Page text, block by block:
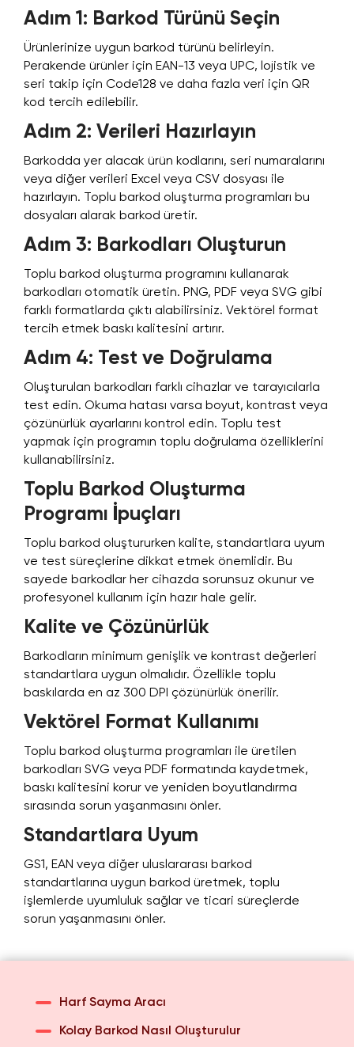
Adım 1: Barkod Türünü Seçin
Ürünlerinize uygun barkod türünü belirleyin.
Perakende ürünler için EAN-13 veya UPC, lojistik ve
seri takip için Code128 ve daha fazla veri için QR
kod tercih edilebilir.
Adım 2: Verileri Hazırlayın
Barkodda yer alacak ürün kodlarını, seri numaralarını
veya diğer verileri Excel veya CSV dosyası ile
hazırlayın. Toplu barkod oluşturma programları bu
dosyaları alarak barkod üretir.
Adım 3: Barkodları Oluşturun
Toplu barkod oluşturma programını kullanarak
barkodları otomatik üretin. PNG, PDF veya SVG gibi
farklı formatlarda çıktı alabilirsiniz. Vektörel format
tercih etmek baskı kalitesini artırır.
Adım 4: Test ve Doğrulama
Oluşturulan barkodları farklı cihazlar ve tarayıcılarla
test edin. Okuma hatası varsa boyut, kontrast veya
çözünürlük ayarlarını kontrol edin. Toplu test
yapmak için programın toplu doğrulama özelliklerini
kullanabilirsiniz.
Toplu Barkod Oluşturma
Programı İpuçları
Toplu barkod oluştururken kalite, standartlara uyum
ve test süreçlerine dikkat etmek önemlidir. Bu
sayede barkodlar her cihazda sorunsuz okunur ve
profesyonel kullanım için hazır hale gelir.
Kalite ve Çözünürlük
Barkodların minimum genişlik ve kontrast değerleri
standartlara uygun olmalıdır. Özellikle toplu
baskılarda en az 300 DPI çözünürlük önerilir.
Vektörel Format Kullanımı
Toplu barkod oluşturma programları ile üretilen
barkodları SVG veya PDF formatında kaydetmek,
baskı kalitesini korur ve yeniden boyutlandırma
sırasında sorun yaşanmasını önler.
Standartlara Uyum
GS1, EAN veya diğer uluslararası barkod
standartlarına uygun barkod üretmek, toplu
işlemlerde uyumluluk sağlar ve ticari süreçlerde
sorun yaşanmasını önler.
Harf Sayma Aracı
Kolay Barkod Nasıl Oluşturulur